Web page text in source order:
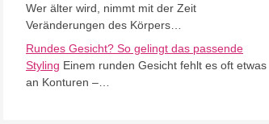
Wer älter wird, nimmt mit der Zeit
Veränderungen des Körpers…
Rundes Gesicht? So gelingt das passende
Styling Einem runden Gesicht fehlt es oft etwas
an Konturen –…